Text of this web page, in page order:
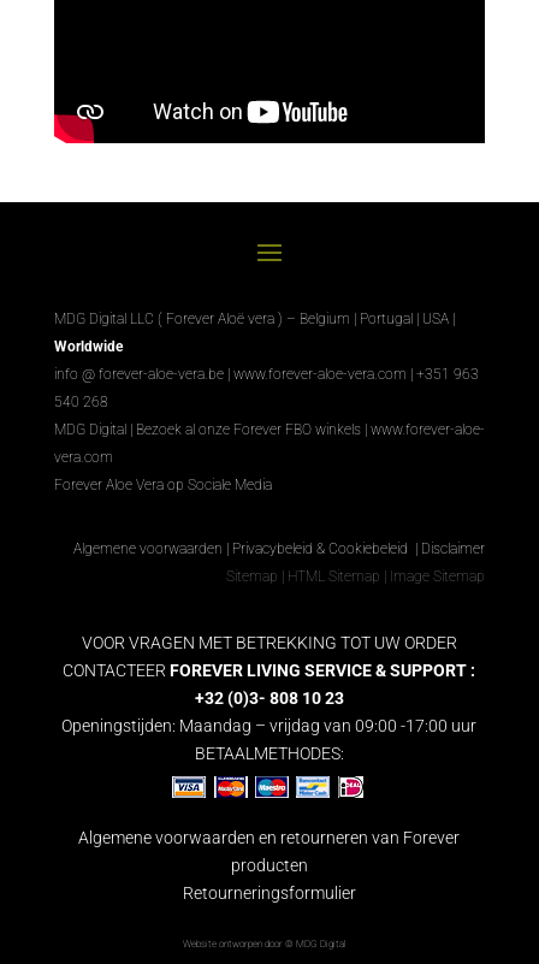
MDG Digital LLC ( Forever Aloë vera ) – Belgium | Portugal | USA |
Worldwide
info @ forever-aloe-vera.be | www.forever-aloe-vera.com | +351 963
540 268
MDG Digital
Bezoek al onze Forever FBO winkels| www.forever-aloe-
vera.com
Forever Aloe Vera op Sociale Media
Algemene voorwaarden Privacybeleid & Cookiebeleid
Disclaimer
Sitemap
HTML Sitemap Image Sitemap
VOOR VRAGEN MET BETREKKING TOT UW ORDER
CONTACTEERFOREVER LIVING SERVICE & SUPPORT :
+32 (0)3- 808 10 23
Openingstijden: Maandag – vrijdag van 09:00 -17:00 uur
BETAALMETHODES:
Algemene voorwaarden en retourneren van Forever
producten
Retourneringsformulier
Website ontworpen door © MDG Digital